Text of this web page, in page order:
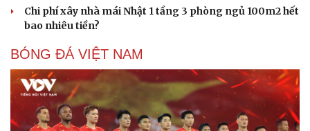
Nhi khoa
Nam khoa
Phòng mạch online
Ăn sạch sống khỏe
Chi phí xây nhà mái Nhật 1 tầng 3 phòng ngủ 100m2 hết
bao nhiêu tiền?
BÓNG ĐÁ VIỆT NAM